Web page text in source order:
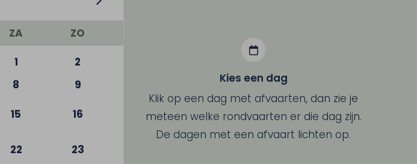
ZA
ZO
1
2
8 9
15 16
22 23
Kies een dag
Klik op een dag met afvaarten, dan zie je
meteen welke rondvaarten er die dag zijn.
De dagen met een afvaart lichten op.